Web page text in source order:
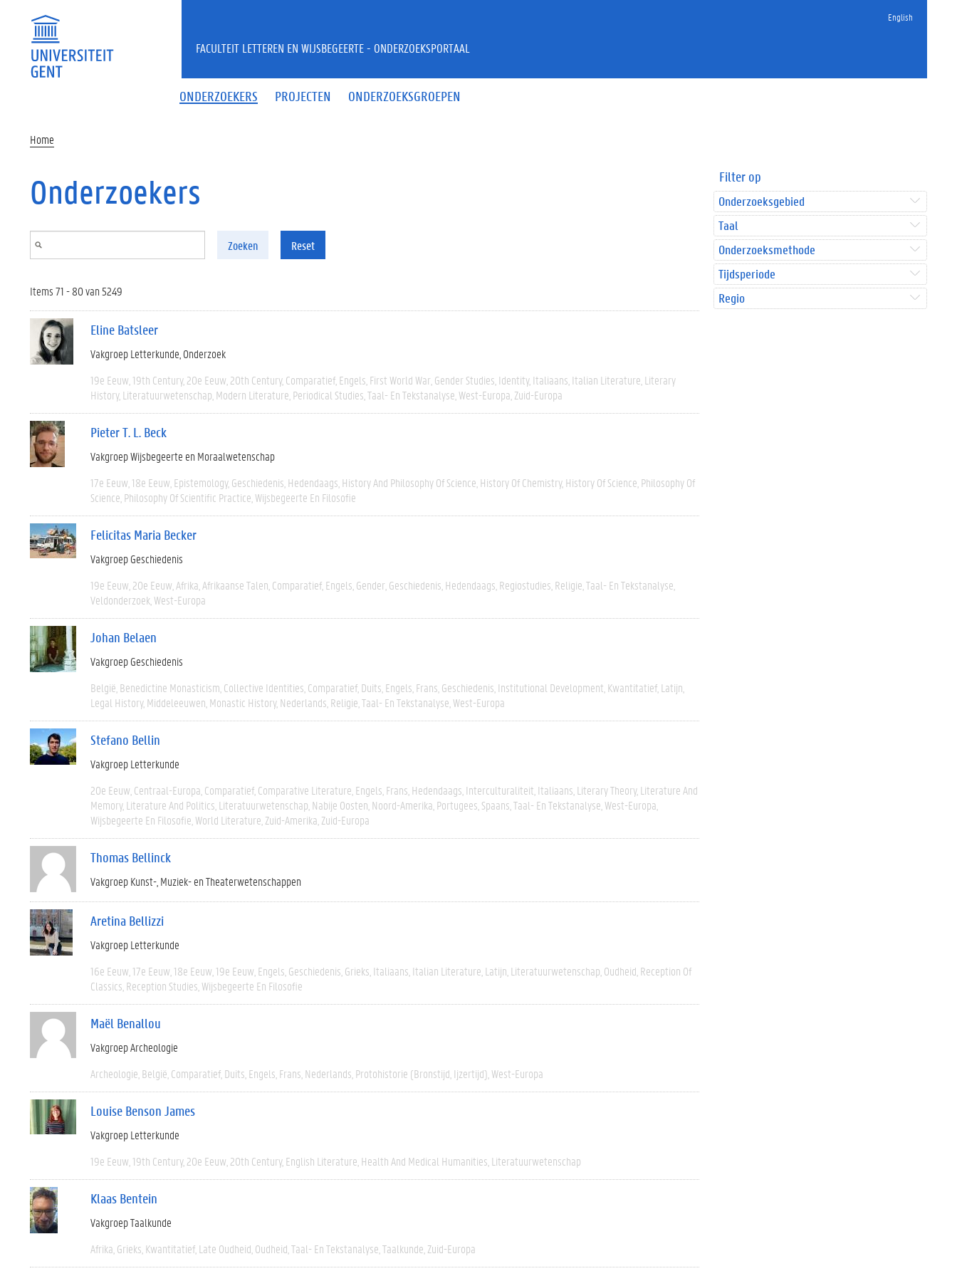
English
ONDERZOEKERS PROJECTEN ONDERZOEKSGROEPEN
FACULTEIT LETTEREN EN WIJSBEGEERTE - ONDERZOEKSPORTAAL
Home
Onderzoekers
Zoeken Reset
Items 71 - 80 van 5249
Eline Batsleer
Vakgroep Letterkunde Onderzoek
19e Eeuw 19th Century 20e Eeuw 20th Century Comparatief Engels First World War Gender Studies Identity Italiaans Italian Literature Literary
History Literatuurwetenschap Modern Literature Periodical Studies Taal- En Tekstanalyse West-Europa Zuid-Europa
Pieter T. L. Beck
Vakgroep Wijsbegeerte en Moraalwetenschap
17e Eeuw 18e Eeuw Epistemology Geschiedenis Hedendaags History And Philosophy Of Science History Of Chemistry History Of Science Philosophy Of
Science Philosophy Of Scientific Practice Wijsbegeerte En Filosofie
Felicitas Maria Becker
Vakgroep Geschiedenis
19e Eeuw 20e Eeuw Afrika Afrikaanse Talen Comparatief Engels Gender Geschiedenis Hedendaags Regiostudies Religie Taal- En Tekstanalyse
Veldonderzoek West-Europa
Johan Belaen
Vakgroep Geschiedenis
België Benedictine Monasticism Collective Identities Comparatief Duits Engels Frans Geschiedenis Institutional Development Kwantitatief Latijn
Legal History Middeleeuwen Monastic History Nederlands Religie Taal- En Tekstanalyse West-Europa
Stefano Bellin
Vakgroep Letterkunde
20e Eeuw Centraal-Europa Comparatief Comparative Literature Engels Frans Hedendaags Interculturaliteit Italiaans Literary Theory Literature And
Memory Literature And Politics Literatuurwetenschap Nabije Oosten Noord-Amerika Portugees Spaans Taal- En Tekstanalyse West-Europa
Wijsbegeerte En Filosofie World Literature Zuid-Amerika Zuid-Europa
Thomas Bellinck
Vakgroep Kunst-, Muziek- en Theaterwetenschappen
Aretina Bellizzi
Vakgroep Letterkunde
16e Eeuw 17e Eeuw 18e Eeuw 19e Eeuw Engels Geschiedenis Grieks Italiaans Italian Literature Latijn Literatuurwetenschap Oudheid Reception Of
Classics Reception Studies Wijsbegeerte En Filosofie
Maël Benallou
Vakgroep Archeologie
Archeologie België Comparatief Duits Engels Frans Nederlands Protohistorie (bronstijd, Ijzertijd) West-Europa
Louise Benson James
Vakgroep Letterkunde
19e Eeuw 19th Century 20e Eeuw 20th Century English Literature Health And Medical Humanities Literatuurwetenschap
Klaas Bentein
Vakgroep Taalkunde
Afrika Grieks Kwantitatief Late Oudheid Oudheid Taal- En Tekstanalyse Taalkunde Zuid-Europa
Filter op
Onderzoeksgebied
Taal
Onderzoeksmethode
Tijdsperiode
Regio